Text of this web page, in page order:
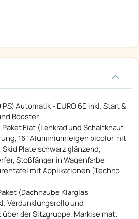
PS) Automatik - EURO 6E inkl. Start &
Booster
Fiat (Lenkrad und Schaltknauf
16" Aluminiumfelgen bicolor mit
Plate schwarz glänzend,
Stoßfänger in Wagenfarbe
mit Applikationen (Techno
(Dachhaube Klarglas
Verdunklungsrollo und
der Sitzgruppe, Markise matt